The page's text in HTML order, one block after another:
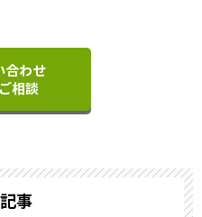
合わせ
ご相談
事